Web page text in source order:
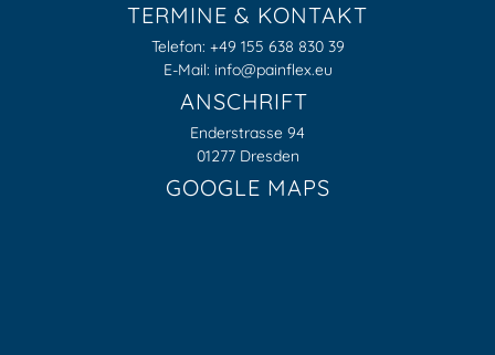
TERMINE & KONTAKT
Telefon: +49 155 638 830 39
E-Mail: info@painflex.eu
ANSCHRIFT
Enderstrasse 94
01277 Dresden
GOOGLE MAPS